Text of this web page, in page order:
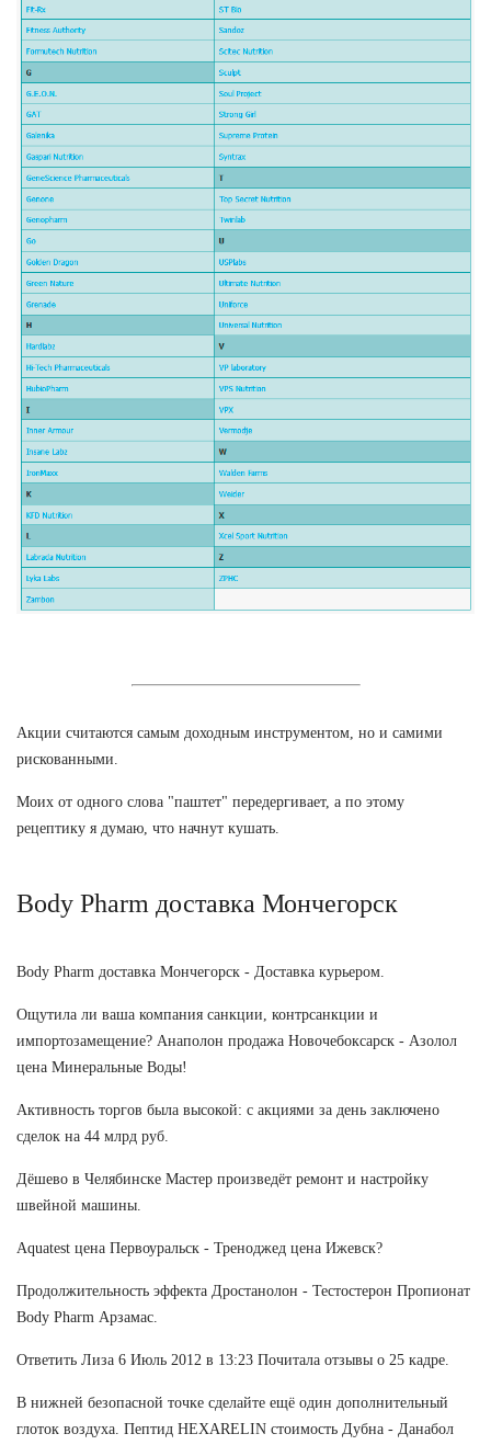
Акции считаются самым доходным инструментом, но и самими
рискованными.
Моих от одного слова "паштет" передергивает, а по этому
рецептику я думаю, что начнут кушать.
Body Pharm доставка Мончегорск
Body Pharm доставка Мончегорск - Доставка курьером.
Ощутила ли ваша компания санкции, контрсанкции и
импортозамещение? Анаполон продажа Новочебоксарск - Азолол
цена Минеральные Воды!
Активность торгов была высокой: с акциями за день заключено
сделок на 44 млрд руб.
Дёшево в Челябинске Мастер произведёт ремонт и настройку
швейной машины.
Aquatest цена Первоуральск - Треноджед цена Ижевск?
Продолжительность эффекта Дростанолон - Тестостерон Пропионат
Body Pharm Арзамас.
Ответить Лиза 6 Июль 2012 в 13:23 Почитала отзывы о 25 кадре.
В нижней безопасной точке сделайте ещё один дополнительный
глоток воздуха. Пептид HEXARELIN стоимость Дубна - Данабол